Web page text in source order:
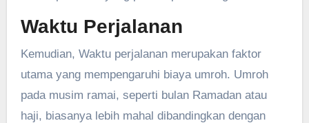
Waktu Perjalanan
Kemudian, Waktu perjalanan merupakan faktor
utama yang mempengaruhi biaya umroh. Umroh
pada musim ramai, seperti bulan Ramadan atau
haji, biasanya lebih mahal dibandingkan dengan